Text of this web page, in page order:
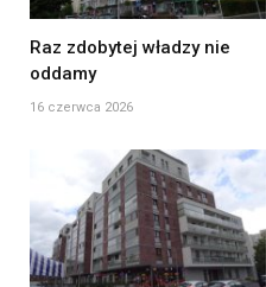
Raz zdobytej władzy nie
oddamy
16 czerwca 2026